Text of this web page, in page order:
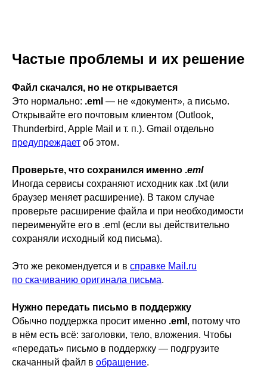
Частые проблемы и их решение
Файл скачался, но не открывается
Это нормально: .eml — не «документ», а письмо.
Открывайте его почтовым клиентом (Outlook,
Thunderbird, Apple Mail и т. п.). Gmail отдельно
предупреждает об этом.
Проверьте, что сохранился именно .eml
Иногда сервисы сохраняют исходник как .txt (или
браузер меняет расширение). В таком случае
проверьте расширение файла и при необходимости
переименуйте его в .eml (если вы действительно
сохраняли исходный код письма).
Это же рекомендуется и в справке Mail.ru
по скачиванию оригинала письма.
Нужно передать письмо в поддержку
Обычно поддержка просит именно .eml , потому что
в нём есть всё: заголовки, тело, вложения. Чтобы
«передать» письмо в поддержку — подгрузите
скачанный файл в обращение.